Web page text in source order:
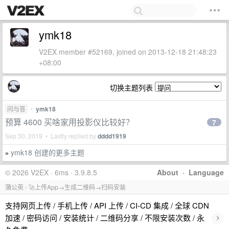
ymk18
V2EX member #52169, joined on 2013-12-18 21:48:23
+08:00
切换主题列表
问与答 • ymk18
预算 4600 买啥家用投影仪比较好？
Sep 30, 2019 • Lastly replied bydddd1919
7
» ymk18 创建的更多主题
About · Language
© 2026 V2EX · 6ms · 3.9.8.5
蒲公英 - 🚀上传App→生成二维码→扫码安装
支持网页上传 / 手机上传 / API 上传 / CI-CD 集成 / 全球 CDN
加速 / 密码访问 / 安装统计 / 二维码分享 / 不限安装次数 / 永
›